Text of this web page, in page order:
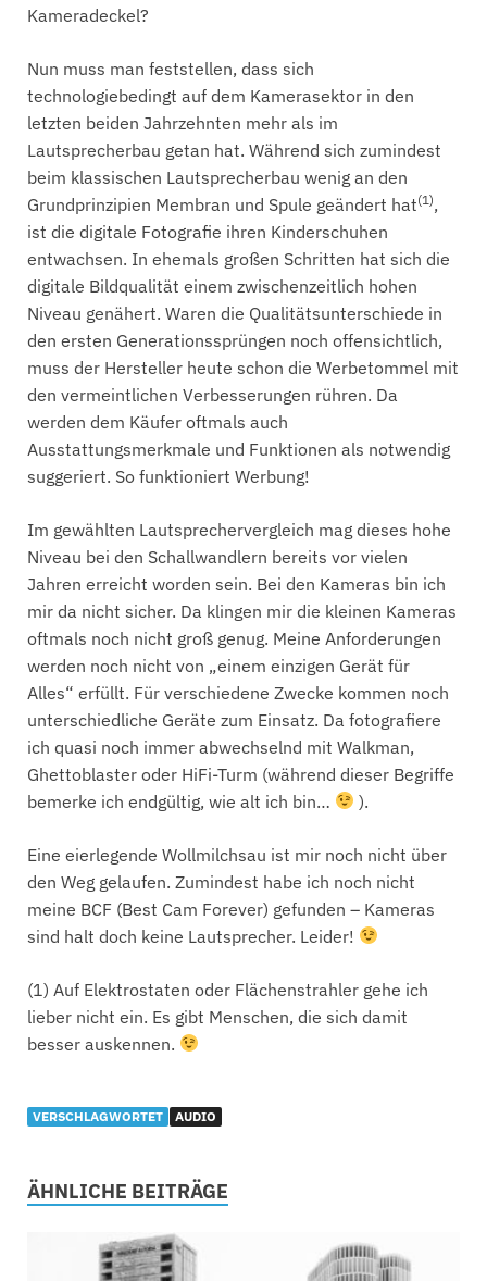
Kameradeckel?
Nun muss man feststellen, dass sich
technologiebedingt auf dem Kamerasektor in den
letzten beiden Jahrzehnten mehr als im
Lautsprecherbau getan hat. Während sich zumindest
beim klassischen Lautsprecherbau wenig an den
Grundprinzipien Membran und Spule geändert hat(1),
ist die digitale Fotografie ihren Kinderschuhen
entwachsen. In ehemals großen Schritten hat sich die
digitale Bildqualität einem zwischenzeitlich hohen
Niveau genähert. Waren die Qualitätsunterschiede in
den ersten Generationssprüngen noch offensichtlich,
muss der Hersteller heute schon die Werbetommel mit
den vermeintlichen Verbesserungen rühren. Da
werden dem Käufer oftmals auch
Ausstattungsmerkmale und Funktionen als notwendig
suggeriert. So funktioniert Werbung!
Im gewählten Lautsprechervergleich mag dieses hohe
Niveau bei den Schallwandlern bereits vor vielen
Jahren erreicht worden sein. Bei den Kameras bin ich
mir da nicht sicher. Da klingen mir die kleinen Kameras
oftmals noch nicht groß genug. Meine Anforderungen
werden noch nicht von „einem einzigen Gerät für
Alles“ erfüllt. Für verschiedene Zwecke kommen noch
unterschiedliche Geräte zum Einsatz. Da fotografiere
ich quasi noch immer abwechselnd mit Walkman,
Ghettoblaster oder HiFi-Turm (während dieser Begriffe
bemerke ich endgültig, wie alt ich bin…
).
Eine eierlegende Wollmilchsau ist mir noch nicht über
den Weg gelaufen. Zumindest habe ich noch nicht
meine BCF (Best Cam Forever) gefunden – Kameras
sind halt doch keine Lautsprecher. Leider!
(1) Auf Elektrostaten oder Flächenstrahler gehe ich
lieber nicht ein. Es gibt Menschen, die sich damit
besser auskennen.
VERSCHLAGWORTET AUDIO
ÄHNLICHE BEITRÄGE